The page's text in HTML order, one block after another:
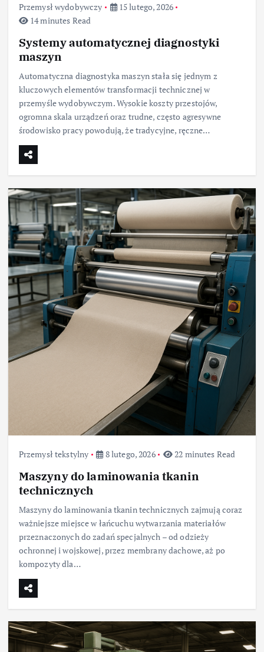
Przemysł wydobywczy
15 lutego, 2026
14 minutes Read
Systemy automatycznej diagnostyki
maszyn
Automatyczna diagnostyka maszyn stała się jednym z
kluczowych elementów transformacji technicznej w
przemyśle wydobywczym. Wysokie koszty przestojów,
ogromna skala urządzeń oraz trudne, często agresywne
środowisko pracy powodują, że tradycyjne, ręczne…
Przemysł tekstylny 8 lutego, 2026 22 minutes Read
Maszyny do laminowania tkanin
technicznych
Maszyny do laminowania tkanin technicznych zajmują coraz
ważniejsze miejsce w łańcuchu wytwarzania materiałów
przeznaczonych do zadań specjalnych – od odzieży
ochronnej i wojskowej, przez membrany dachowe, aż po
kompozyty dla…